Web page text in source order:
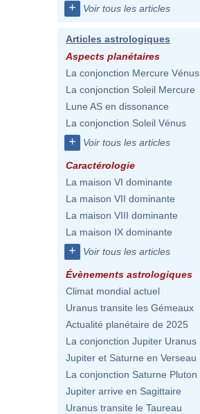
+ Voir tous les articles
Articles astrologiques
Aspects planétaires
La conjonction Mercure Vénus
La conjonction Soleil Mercure
Lune AS en dissonance
La conjonction Soleil Vénus
+ Voir tous les articles
Caractérologie
La maison VI dominante
La maison VII dominante
La maison VIII dominante
La maison IX dominante
+ Voir tous les articles
Évènements astrologiques
Climat mondial actuel
Uranus transite les Gémeaux
Actualité planétaire de 2025
La conjonction Jupiter Uranus
Jupiter et Saturne en Verseau
La conjonction Saturne Pluton
Jupiter arrive en Sagittaire
Uranus transite le Taureau